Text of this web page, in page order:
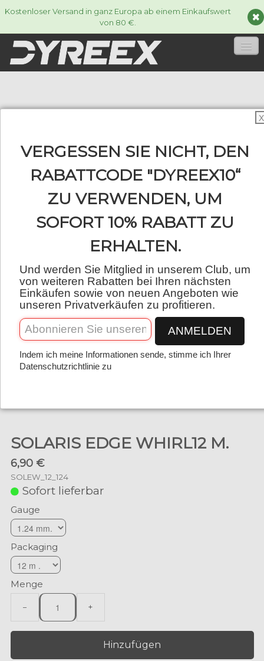
Kostenloser Versand in ganz Europa ab einem Einkaufswert
von 80 €.
TENNISSAITEN
INFORMATIONEN▼
0
Deutsch
SOLARIS EDGE WHIRL12 M.
6,90 €
SOLEW_12_124
Sofort lieferbar
Gauge
Packaging
Menge
− +
Hinzufügen
X
VERGESSEN SIE NICHT, DEN
RABATTCODE "DYREEX10“
ZU VERWENDEN, UM
SOFORT 10% RABATT ZU
ERHALTEN.
Und werden Sie Mitglied in unserem Club, um
von weiteren Rabatten bei Ihren nächsten
Einkäufen sowie von neuen Angeboten wie
unseren Privatverkäufen zu profitieren.
ANMELDEN
Indem ich meine Informationen sende, stimme ich Ihrer
Datenschutzrichtlinie zu